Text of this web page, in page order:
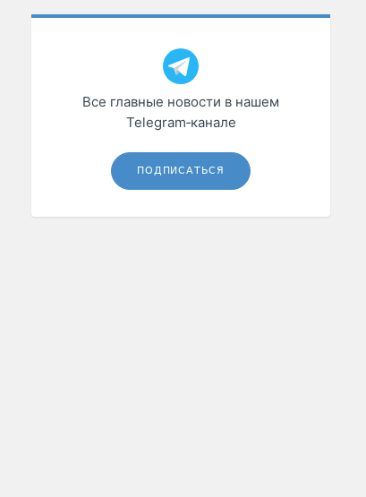
Все главные новости в нашем
Telegram‑канале
ПОДПИСАТЬСЯ